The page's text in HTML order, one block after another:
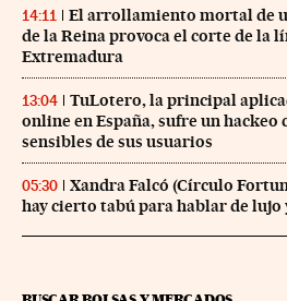
14:11
El arrollamiento mortal de
de la Reina provoca el corte de la
Extremadura
13:04
TuLotero, la principal
online en España, sufre un hackeo
sensibles de sus usuarios
05:30
Xandra Falcó (Círculo
hay cierto tabú para hablar de lujo